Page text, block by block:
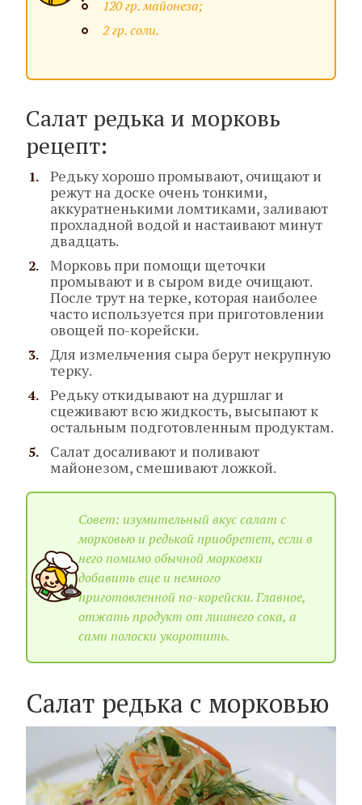
120 гр. майонеза;
2 гр. соли.
Салат редька и морковь
рецепт:
Редьку хорошо промывают, очищают и
режут на доске очень тонкими,
аккуратненькими ломтиками, заливают
прохладной водой и настаивают минут
двадцать.
Морковь при помощи щеточки
промывают и в сыром виде очищают.
После трут на терке, которая наиболее
часто используется при приготовлении
овощей по-корейски.
Для измельчения сыра берут некрупную
терку.
Редьку откидывают на дуршлаг и
сцеживают всю жидкость, высыпают к
остальным подготовленным продуктам.
Салат досаливают и поливают
майонезом, смешивают ложкой.
Совет: изумительный вкус салат с
морковью и редькой приобретет, если в
него помимо обычной морковки
добавить еще и немного
приготовленной по-корейски. Главное,
отжать продукт от лишнего сока, а
сами полоски укоротить.
Салат редька с морковью